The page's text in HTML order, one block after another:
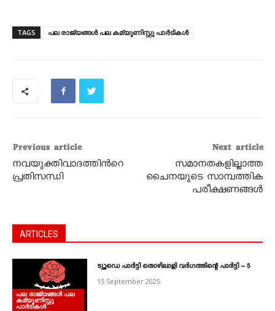
TAGS പല രാജ്യങ്ങള്‍ പല കമ്യൂണിസ്റ്റു പാര്‍ടികള്‍
Previous article
നവയുക്തിവാദത്തിന്‍റെ
പ്രതിസന്ധി
Next article
സമാനതകളില്ലാത്ത
ചൈനയുടെ സാമ്പത്തിക
പരീക്ഷണങ്ങള്‍
ARTICLES
പല രാജ്യങ്ങള്‍ പല
കമ്യൂണിസ്റ്റു
പാര്‍ടികള്‍
ട്യൂഡെ പാർട്ടി തൊഴിലാളി വർഗത്തിന്റെ പാർട്ടി – 5
15 September 2025